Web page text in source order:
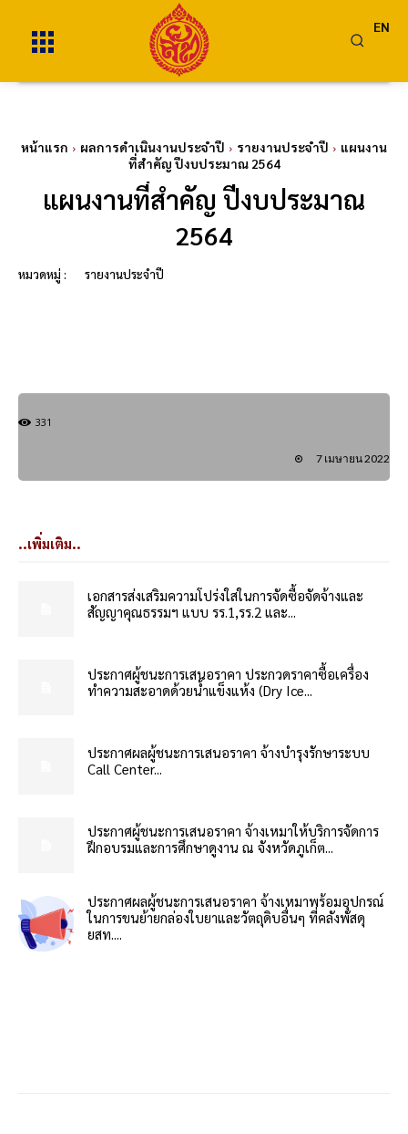
EN
หน้าแรก ผลการดำเนินงานประจำปี รายงานประจำปี
แผนงาน
ที่สำคัญ ปีงบประมาณ 2564
แผนงานที่สำคัญ ปีงบประมาณ
2564
หมวดหมู่ : รายงานประจำปี
331
7 เมษายน 2022
..เพิ่มเติม..
เอกสารส่งเสริมความโปร่งใสในการจัดซื้อจัดจ้างและ
สัญญาคุณธรรมฯ แบบ รร.1,รร.2 และ...
ประกาศผู้ชนะการเสนอราคา ประกวดราคาซื้อเครื่อง
ทำความสะอาดด้วยน้ำแข็งแห้ง (Dry Ice...
ประกาศผลผู้ชนะการเสนอราคา จ้างบำรุงรักษาระบบ
Call Center...
ประกาศผู้ชนะการเสนอราคา จ้างเหมาให้บริการจัดการ
ฝึกอบรมและการศึกษาดูงาน ณ จังหวัดภูเก็ต...
ประกาศผลผู้ชนะการเสนอราคา จ้างเหมาพร้อมอุปกรณ์
ในการขนย้ายกล่องใบยาและวัตถุดิบอื่นๆ ที่คลังพัสดุ
ยสท....